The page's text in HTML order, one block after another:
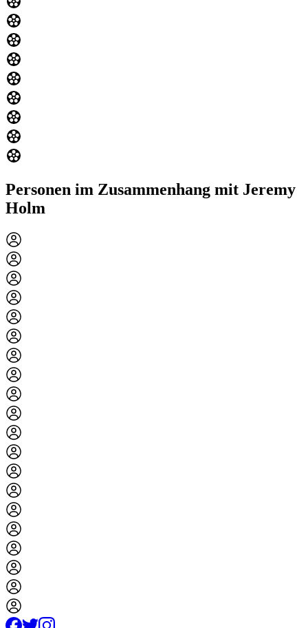
Personen im Zusammenhang mit Jeremy
Holm